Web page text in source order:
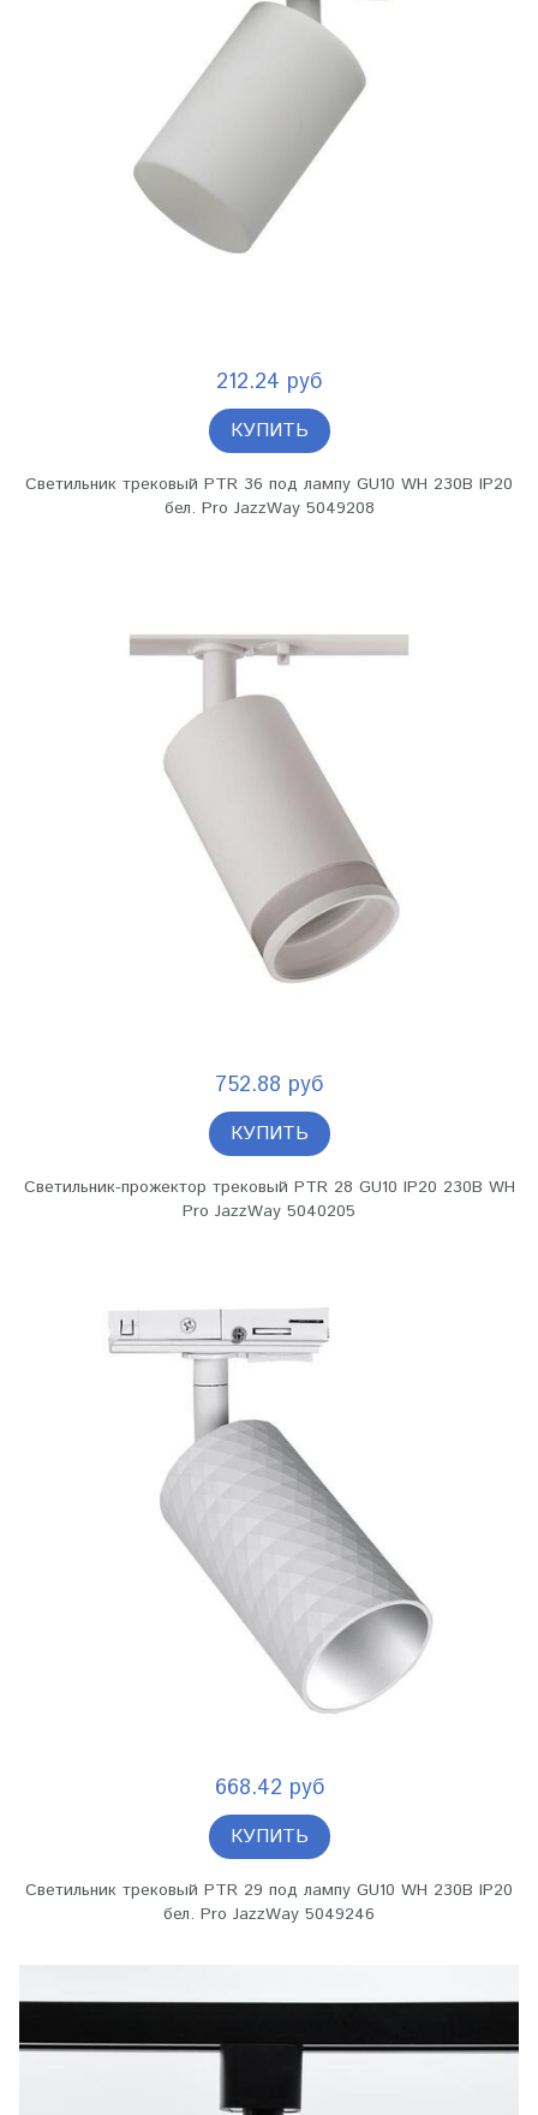
212.24 руб
КУПИТЬ
Светильник трековый PTR 36 под лампу GU10 WH 230В IP20
бел. Pro JazzWay 5049208
752.88 руб
КУПИТЬ
Светильник-прожектор трековый PTR 28 GU10 IP20 230В WH
Pro JazzWay 5040205
668.42 руб
КУПИТЬ
Светильник трековый PTR 29 под лампу GU10 WH 230В IP20
бел. Pro JazzWay 5049246